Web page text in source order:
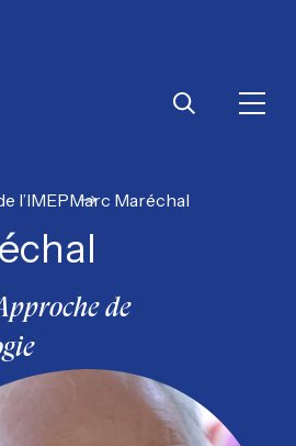
l’IMEPMarc Maréchal
de